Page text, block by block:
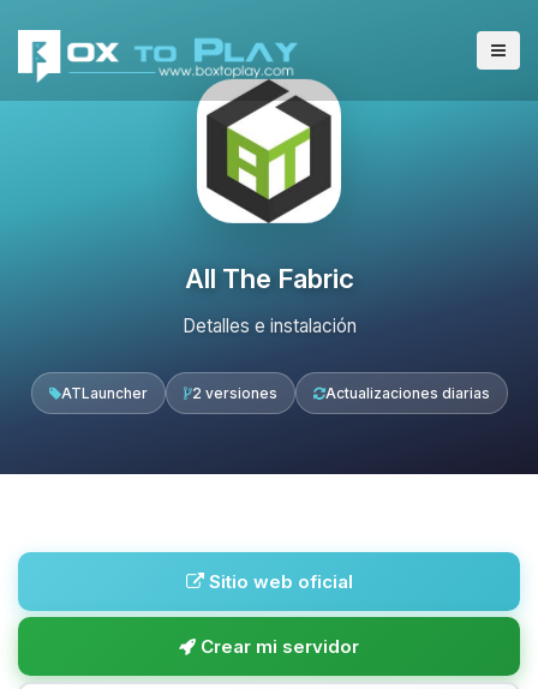
All The Fabric
Detalles e instalación
ATLauncher 2 versiones Actualizaciones diarias
Sitio web oficial
Crear mi servidor